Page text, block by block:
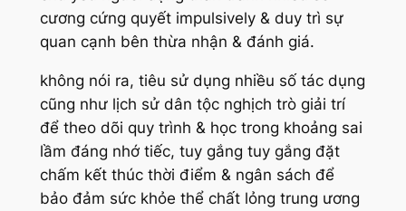
cương cứng quyết impulsively & duy trì sự
quan cạnh bên thừa nhận & đánh giá.
không nói ra, tiêu sử dụng nhiều số tác dụng
cũng như lịch sử dân tộc nghịch trò giải trí
để theo dõi quy trình & học trong khoảng sai
lầm đáng nhớ tiếc, tuy gắng tuy gắng đặt
chấm kết thúc thời điểm & ngân sách để
bảo đảm sức khỏe thể chất lỏng trung ương